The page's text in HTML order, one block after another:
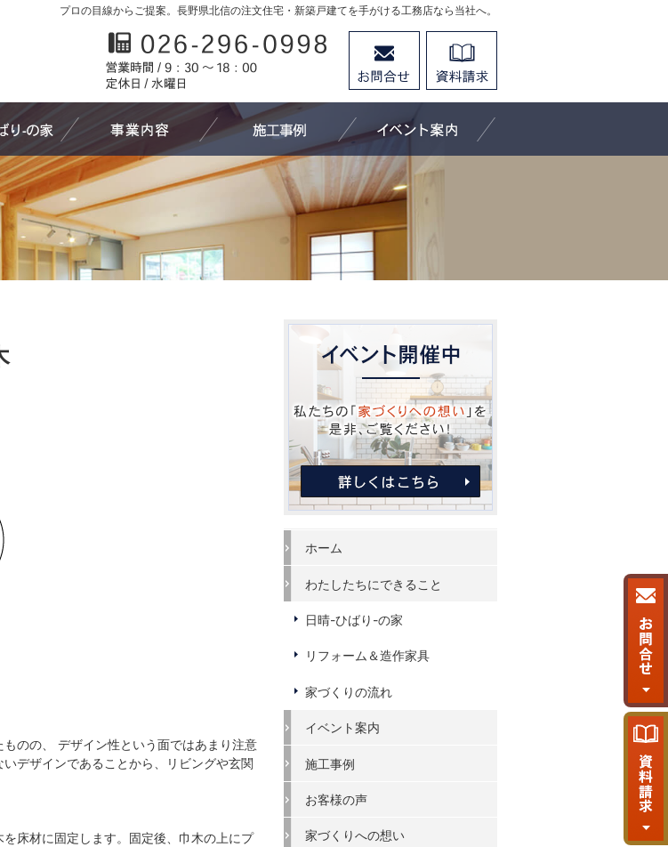
プロの目線からご提案。長野県北信の注文住宅・新築戸建てを手がける工務店なら当社へ。
のの、 デザイン性という面ではあまり注意
デザインであることから、リビングや玄関
床材に固定します。固定後、巾木の上にプ
ホーム
わたしたちにできること
日晴-ひばり-の家
リフォーム＆造作家具
家づくりの流れ
イベント案内
施工事例
お客様の声
家づくりへの想い
026-296-0998
営業時間9：30～18：00 定休日：水曜日
い わたしたちにできること